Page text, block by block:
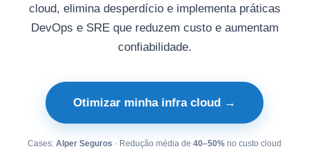
cloud, elimina desperdício e implementa práticas
DevOps e SRE que reduzem custo e aumentam
confiabilidade.
Otimizar minha infra cloud →
Cases: Alper Seguros · Redução média de 40–50% no custo cloud